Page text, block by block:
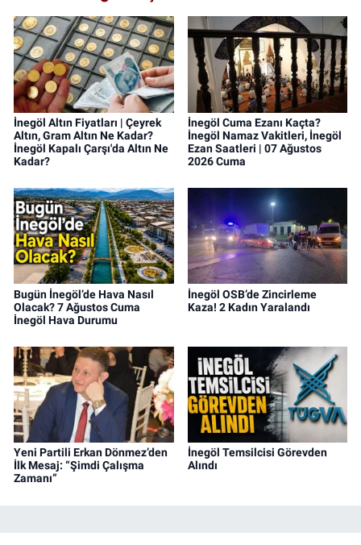
İnegöl Altın Fiyatları | Çeyrek
Altın, Gram Altın Ne Kadar?
İnegöl Kapalı Çarşı'da Altın Ne
Kadar?
İnegöl Cuma Ezanı Kaçta?
İnegöl Namaz Vakitleri, İnegöl
Ezan Saatleri | 07 Ağustos
2026 Cuma
Bugün İnegöl’de Hava Nasıl
Olacak? 7 Ağustos Cuma
İnegöl Hava Durumu
İnegöl OSB’de Zincirleme
Kaza! 2 Kadın Yaralandı
Yeni Partili Erkan Dönmez’den
İlk Mesaj: “Şimdi Çalışma
Zamanı”
İnegöl Temsilcisi Görevden
Alındı